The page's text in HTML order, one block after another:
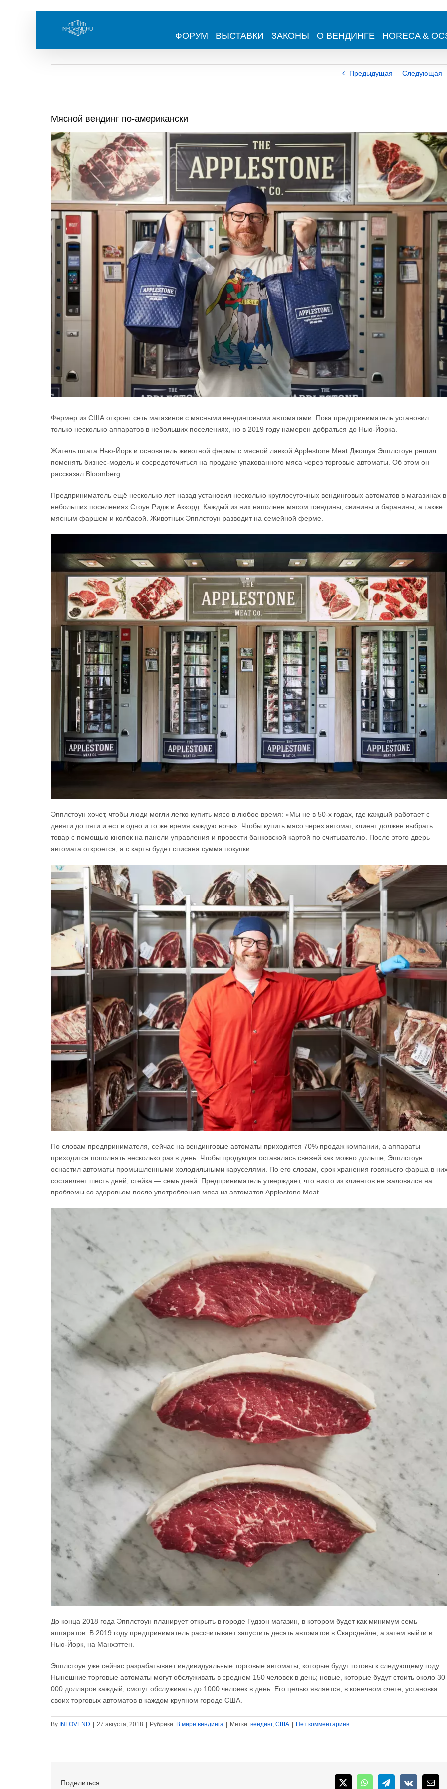
content
ФОРУМ ВЫСТАВКИ ЗАКОНЫ О ВЕНДИНГЕ HORECA &
Предыдущая Следующая
Мясной вендинг по-американски
View
Larger
Image
Фермер из США откроет сеть магазинов с мясными вендинговыми автоматами. Пока предприниматель установил
только несколько аппаратов в небольших поселениях, но в 2019 году намерен добраться до Нью-Йорка.
Житель штата Нью-Йорк и основатель животной фермы с мясной лавкой Applestone Meat Джошуа Эпплстоун решил
поменять бизнес-модель и сосредоточиться на продаже упакованного мяса через торговые автоматы. Об этом он
рассказал Bloomberg.
Предприниматель ещё несколько лет назад установил несколько круглосуточных вендинговых автоматов в магазинах в
небольших поселениях Стоун Ридж и Аккорд. Каждый из них наполнен мясом говядины, свинины и баранины, а также
мясным фаршем и колбасой. Животных Эпплстоун разводит на семейной ферме.
Эпплстоун хочет, чтобы люди могли легко купить мясо в любое время: «Мы не в 50-х годах, где каждый работает с
девяти до пяти и ест в одно и то же время каждую ночь». Чтобы купить мясо через автомат, клиент должен выбрать
товар с помощью кнопок на панели управления и провести банковской картой по считывателю. После этого дверь
автомата откроется, а с карты будет списана сумма покупки.
По словам предпринимателя, сейчас на вендинговые автоматы приходится 70% продаж компании, а аппараты
приходится пополнять несколько раз в день. Чтобы продукция оставалась свежей как можно дольше, Эпплстоун
оснастил автоматы промышленными холодильными каруселями. По его словам, срок хранения говяжьего фарша в них
составляет шесть дней, стейка — семь дней. Предприниматель утверждает, что никто из клиентов не жаловался на
проблемы со здоровьем после употребления мяса из автоматов Applestone Meat.
До конца 2018 года Эпплстоун планирует открыть в городе Гудзон магазин, в котором будет как минимум семь
аппаратов. В 2019 году предприниматель рассчитывает запустить десять автоматов в Скарсдейле, а затем выйти в
Нью-Йорк, на Манхэттен.
Эпплстоун уже сейчас разрабатывает индивидуальные торговые автоматы, которые будут готовы к следующему году.
Нынешние торговые автоматы могут обслуживать в среднем 150 человек в день; новые, которые будут стоить около 30
000 долларов каждый, смогут обслуживать до 1000 человек в день. Его целью является, в конечном счете, установка
своих торговых автоматов в каждом крупном городе США.
By INFOVEND 27 августа, 2018 Рубрики: В мире вендинга Метки: вендинг, США Нет комментариев
Поделиться X WhatsAppTelegram
Vk